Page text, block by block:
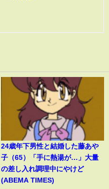
24歳年下男性と結婚した藤あや
子（65）「手に熱湯が…」大量
の差し入れ調理中にやけど
(ABEMA TIMES)